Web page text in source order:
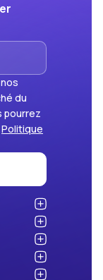
du
pourrez
Politique